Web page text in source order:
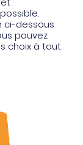
ci-dessous
pouvez
choix à tout